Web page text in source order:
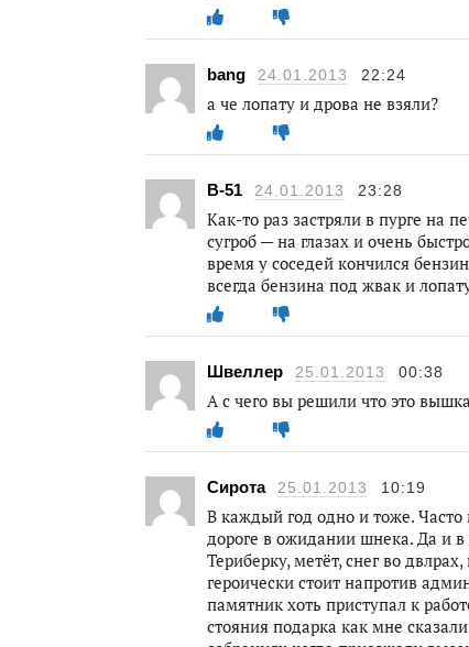
bang 24.01.2013 22:24
а че лопату и дрова не взяли?
B-51 24.01.2013 23:28
Как-то раз застряли в пурге на
сугроб — на глазах и очень
время у соседей кончился
всегда бензина под жвак и
Швеллер 25.01.2013 00:38
А с чего вы решили что это
Сирота 25.01.2013 10:19
В каждый год одно и тоже. Часто
дороге в ожидании шнека. Да и
Териберку, метёт, снег во
героически стоит напротив
памятник хоть приступал к
стояния подарка как мне